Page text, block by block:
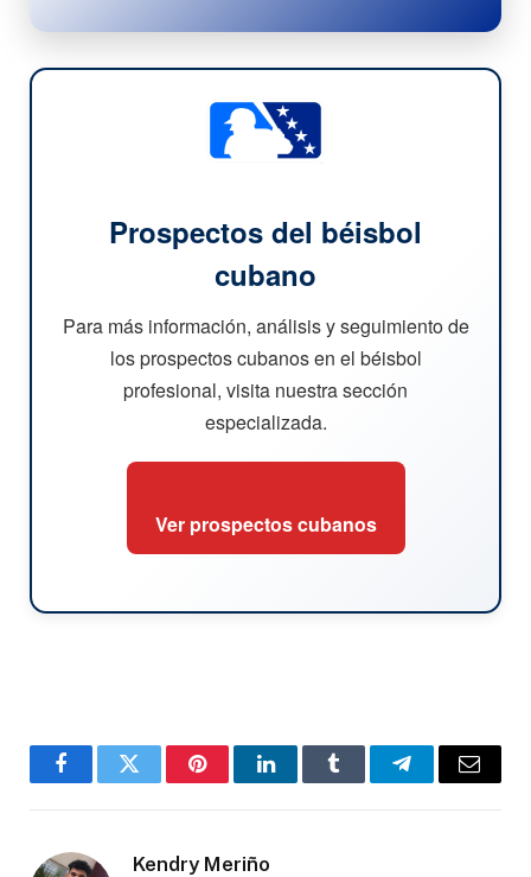
Prospectos del béisbol
cubano
Para más información, análisis y seguimiento de
los prospectos cubanos en el béisbol
profesional, visita nuestra sección
especializada.
Ver prospectos cubanos
FacebookTwitter PinterestLinkedInTumblr TelegramEmail
Kendry Meriño